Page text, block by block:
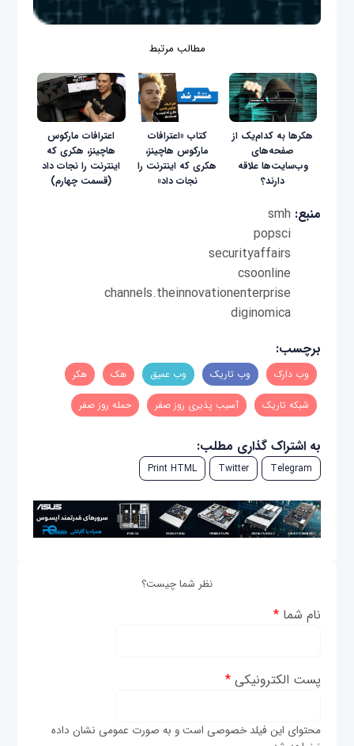
مطالب مرتبط
هکرها به کدام‌یک از
صفحه‌های
وب‌سایت‌ها علاقه
دارند؟
کتاب «اعترافات
مارکوس هاچینز،
هکری که اینترنت را
نجات داد»
اعترافات مارکوس
هاچینز، هکری که
اینترنت را نجات داد
(قسمت چهارم)
منبع: smh
popsci
securityaffairs
csoonline
channels.theinnovationenterprise
diginomica
برچسب:
وب دارک وب تاریک وب عمیق هک هکر
شبکه تاریک آسیب پذیری روز صفر حمله روز صفر
به اشتراک گذاری مطلب:
Telegram
Twitter
Print HTML
نظر شما چیست؟
نام شما*
پست الکترونیکی*
محتوای این فیلد خصوصی است و به صورت عمومی نشان داده